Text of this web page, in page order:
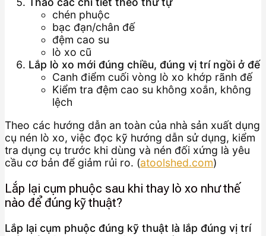
chén phuộc
bạc đạn/chân đế
đệm cao su
lò xo cũ
Lắp lò xo mới đúng chiều, đúng vị trí ngồi ở đế
Canh điểm cuối vòng lò xo khớp rãnh đế
Kiểm tra đệm cao su không xoắn, không
lệch
Theo các hướng dẫn an toàn của nhà sản xuất dụng
cụ nén lò xo, việc đọc kỹ hướng dẫn sử dụng, kiểm
tra dụng cụ trước khi dùng và nén đối xứng là yêu
cầu cơ bản để giảm rủi ro. (atoolshed.com)
Lắp lại cụm phuộc sau khi thay lò xo như thế
nào để đúng kỹ thuật?
Lắp lại cụm phuộc đúng kỹ thuật là lắp đúng vị trí